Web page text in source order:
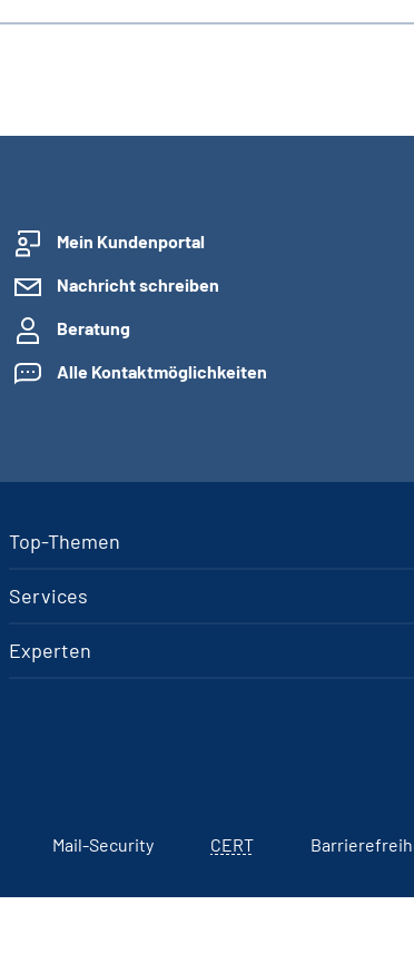
Mein Kundenportal
Nachricht schreiben
Beratung
Alle Kontaktmöglichkeiten
Top-Themen
Services
Experten
Mail-Security CERT